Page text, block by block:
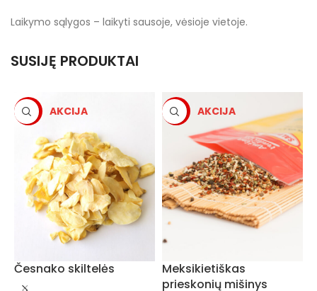
Laikymo sąlygos – laikyti sausoje, vėsioje vietoje.
SUSIJĘ PRODUKTAI
-5%
Česnako skiltelės
-5%
Meksikietiškas
prieskonių mišinys